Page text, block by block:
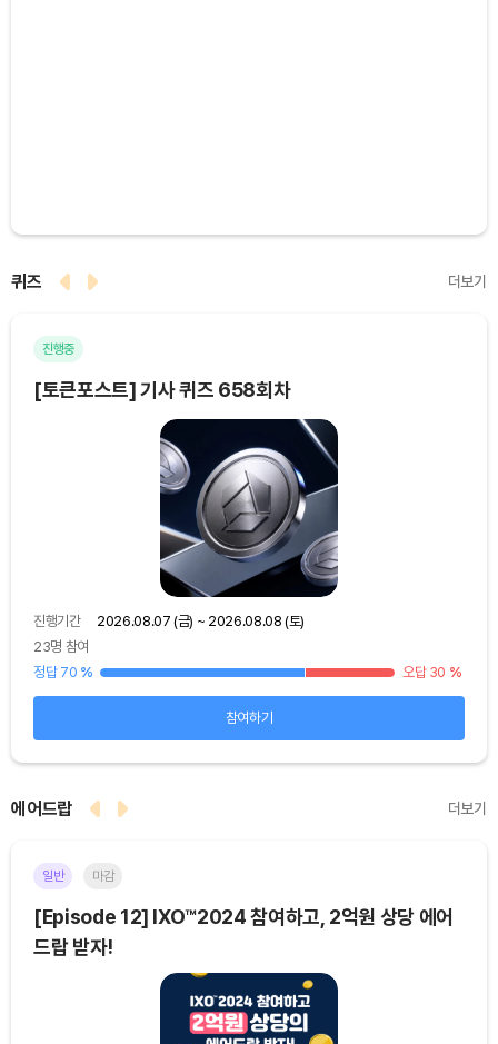
퀴즈 더보기
진행중
[토큰포스트] 기사 퀴즈 658회차
진행기간
2026.08.07 (금) ~ 2026.08.08 (토)
23명 참여
정답 70 % 오답 30 %
참여하기
에어드랍 더보기
일반 마감
[Episode 12] IXO™2024 참여하고, 2억원 상당 에어
드랍 받자!